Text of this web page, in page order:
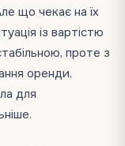
що чекає на їх
із вартістю
проте з
оренди,
для